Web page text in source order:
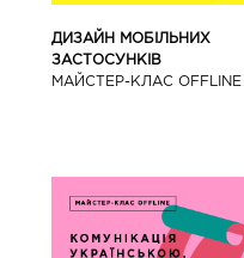
ДИЗАЙН МОБІЛЬНИХ
ЗАСТОСУНКІВ
МАЙCТЕР-КЛАС OFFLINE